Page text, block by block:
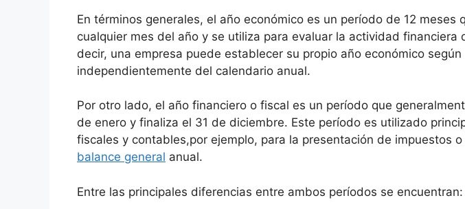
En términos generales, el año económico es un período de 12 meses
cualquier mes del año y se utiliza para evaluar la actividad financiera
decir, una empresa puede establecer su propio año económico según
independientemente del calendario anual.
Por otro lado, el año financiero o fiscal es un período que
de enero y finaliza el 31 de diciembre. Este período es utilizado
fiscales y contables,por ejemplo, para la presentación de impuestos
balance general anual.
Entre las principales diferencias entre ambos períodos se encuentran: